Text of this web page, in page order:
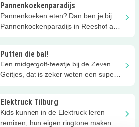
Pannenkoekenparadijs
Pannenkoeken eten? Dan ben je bij
Pannenkoekenparadijs in Reeshof aan
Putten die bal!
Een midgetgolf-feestje bij de Zeven
Geitjes, dat is zeker weten een super
Elektruck Tilburg
Kids kunnen in de Elektruck leren
remixen, hun eigen ringtone maken of